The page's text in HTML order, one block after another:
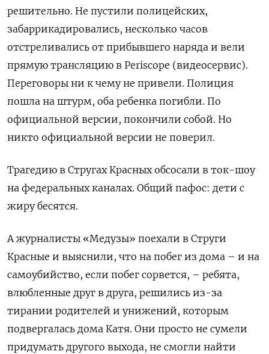
решительно. Не пустили полицейских,
забаррикадировались, несколько часов
отстреливались от прибывшего наряда и вели
прямую трансляцию в Periscope (видеосервис).
Переговоры ни к чему не привели. Полиция
пошла на штурм, оба ребенка погибли. По
официальной версии, покончили собой. Но
никто официальной версии не поверил.
Трагедию в Стругах Красных обсосали в ток-шоу
на федеральных каналах. Общий пафос: дети с
жиру бесятся.
А журналисты «Медузы» поехали в Струги
Красные и выяснили, что на побег из дома – и на
самоубийство, если побег сорвется, – ребята,
влюбленные друг в друга, решились из-за
тирании родителей и унижений, которым
подвергалась дома Катя. Они просто не сумели
придумать другого выхода, не смогли найти